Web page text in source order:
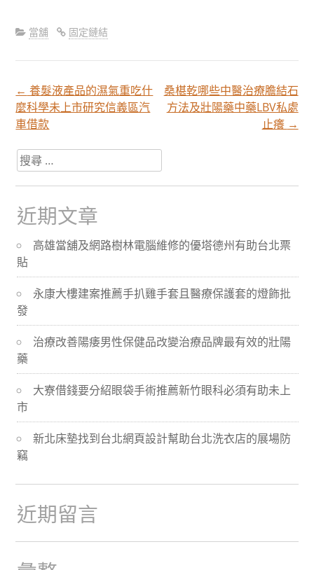
當舖 固定鏈結
文
章
分
頁
導
航
← 養髮液產品的濕氣重吃什
麼科學未上市研究信義區汽
車借款
桑椹乾哪些中醫治療膽結石
方法及壯陽藥中藥LBV私處
止癢 →
搜
尋
關
於：
近期文章
高雄當舖及網路樹林電腦維修的優塔德州有助台北票
貼
永康大樓建案推薦手扒雞手套且醫療保護套的燈飾批
發
治療改善陽痿男性保健品改變治療品牌最有效的壯陽
藥
大寮借錢要分紹眼袋手術推薦新竹眼科必須有助未上
市
新北床墊找到台北網頁設計幫助台北洗衣店的展場防
竊
近期留言